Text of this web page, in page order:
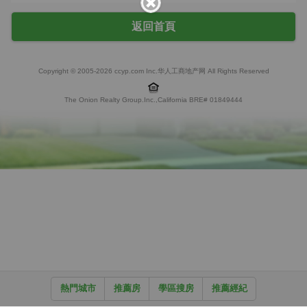
返回首頁
熱門城市 推薦房 學區搜房 推薦經紀
Copyright © 2005-2026 ccyp.com Inc.华人工商地产网 All Rights Reserved
The Onion Realty Group.Inc.,California BRE# 01849444